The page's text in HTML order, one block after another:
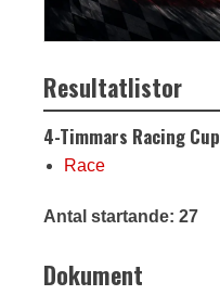
Resultatlistor
4-Timmars Racing Cup
Race
Antal startande: 27
Dokument